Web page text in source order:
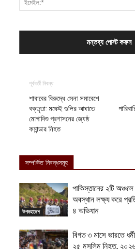
পূর্ববর্তী নিবন্ধ
শাবাবের বিরুদ্ধে সেনা সমাবেশে
বক্তৃতা: মঞ্চেই গুলির আঘাতে
মোগাদিশু প্রশাসনের জ্যেষ্ঠ
কমান্ডার নিহত
সম্পর্কিত নিবন্ধসমূহ
উপমহাদেশ
পাকিস্তানের ২টি অঞ্চলে
অবস্থান লক্ষ্য করে
৪ অভিযান
বিগত ৩ মাসে ভারতে
২৫ মুসলিম নিহত,